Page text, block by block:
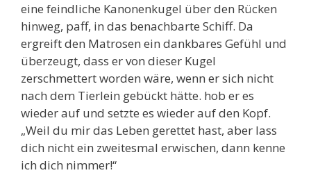
eine feindliche Kanonenkugel über den Rücken
hinweg, paff, in das benachbarte Schiff. Da
ergreift den Matrosen ein dankbares Gefühl und
überzeugt, dass er von dieser Kugel
zerschmettert worden wäre, wenn er sich nicht
nach dem Tierlein gebückt hätte. hob er es
wieder auf und setzte es wieder auf den Kopf.
„Weil du mir das Leben gerettet hast, aber lass
dich nicht ein zweitesmal erwischen, dann kenne
ich dich nimmer!“